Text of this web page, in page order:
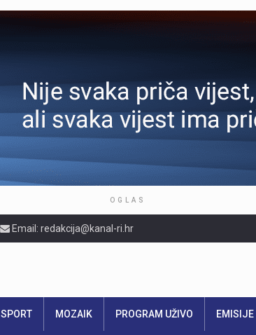
OGLAS
Email: redakcija@kanal-ri.hr
SPORT MOZAIK PROGRAM UŽIVO EMISIJE